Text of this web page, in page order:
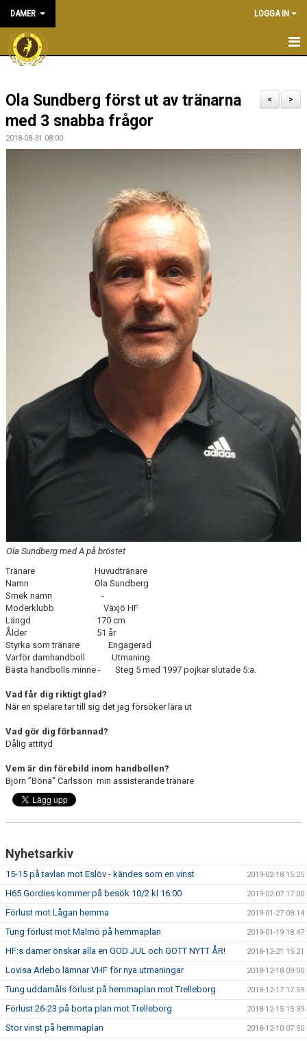
DAMER LOGGA IN
HEM
NYHETER
KALENDER
>
<
Ola Sundberg först ut av tränarna
med 3 snabba frågor
2018-08-31 08:00
Ola Sundberg med A på bröstet
Tränare Huvudtränare
Namn Ola Sundberg
Smek namn -
Moderklubb Växjö HF
Längd 170 cm
Ålder 51 år
Styrka som tränare Engagerad
Varför damhandboll Utmaning
Bästa handbolls minne - Steg 5 med 1997 pojkar slutade 5:a.
Vad får dig riktigt glad?
När en spelare tar till sig det jag försöker lära ut
Vad gör dig förbannad?
Dålig attityd
Vem är din förebild inom handbollen?
Björn ”Böna" Carlsson min assisterande tränare
Nyhetsarkiv
15-15 på tavlan mot Eslöv - kändes som en vinst 2019-02-18 15:25
H65 Gordies kommer på besök 10/2 kl 16:00 2019-02-07 17:00
Förlust mot Lågan hemma 2019-01-27 08:14
Tung förlust mot Malmö på hemmaplan 2019-01-19 18:47
HF:s damer önskar alla en GOD JUL och GOTT NYTT ÅR! 2018-12-21 15:21
Lovisa Arlebo lämnar VHF för nya utmaningar 2018-12-18 09:00
Tung uddamåls förlust på hemmaplan mot Trelleborg 2018-12-17 17:59
Förlust 26-23 på borta plan mot Trelleborg 2018-12-15 15:39
Stor vinst på hemmaplan 2018-12-10 07:50